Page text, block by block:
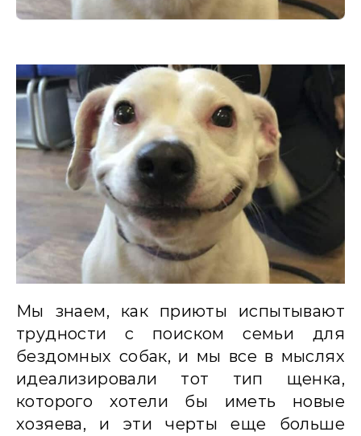
Мы знаем, как приюты испытывают
трудности с поиском семьи для
бездомных собак, и мы все в мыслях
идеализировали тот тип щенка,
которого хотели бы иметь новые
хозяева, и эти черты еще больше